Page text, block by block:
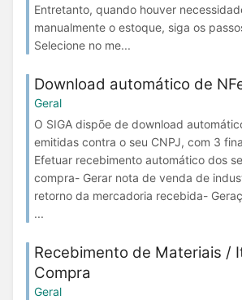
Entretanto, quando houver
manualmente o estoque, siga os
Selecione no me...
Download automático de
Geral
O SIGA dispõe de download
emitidas contra o seu CNPJ, com 3
Efetuar recebimento automático dos
compra- Gerar nota de venda de
retorno da mercadoria recebida-
...
Recebimento de Materiais /
Compra
Geral